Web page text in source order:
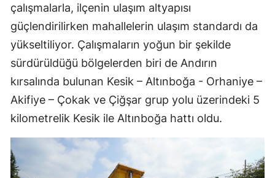
çalışmalarla, ilçenin ulaşım altyapısı
güçlendirilirken mahallelerin ulaşım standardı da
yükseltiliyor. Çalışmaların yoğun bir şekilde
sürdürüldüğü bölgelerden biri de Andırın
kırsalında bulunan Kesik – Altınboğa - Orhaniye –
Akifiye – Çokak ve Çiğşar grup yolu üzerindeki 5
kilometrelik Kesik ile Altınboğa hattı oldu.